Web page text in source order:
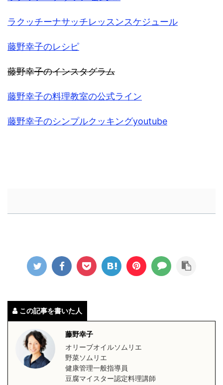
ラクッチーナサッチレッスンスケジュール
藤野幸子のレシピ
藤野幸子のインスタグラム
藤野幸子の料理教室の公式ライン
藤野幸子のシンプルクッキングyoutube
この記事を書いた人
藤野幸子
オリーブオイルソムリエ
野菜ソムリエ
健康管理一般指導員
豆腐マイスター認定料理講師